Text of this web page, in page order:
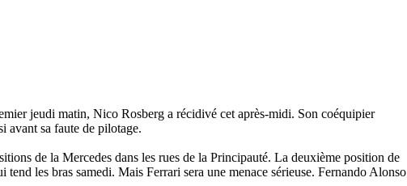
jeudi matin, Nico Rosberg a récidivé cet après-midi. Son coéquipier
avant sa faute de pilotage.
de la Mercedes dans les rues de la Principauté. La deuxième position de
les bras samedi. Mais Ferrari sera une menace sérieuse. Fernando Alonso